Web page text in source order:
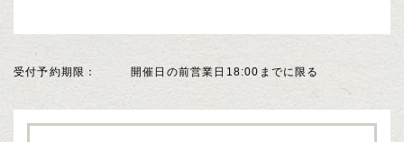
受付予約期限 開催日の前営業日18:00までに限る